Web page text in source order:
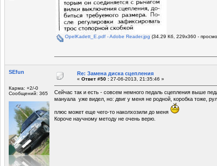
OpelKadett_E.pdf - Adobe Reader.jpg (34.29 Кб, 229x360 -
SEfun
Карма: +2/-0
Сообщений: 365
Re: Замена диска сцепления
« Ответ #50 : 27-06-2013, 21:35:46 »
Сейчас так и есть - совсем немного педаль сцепления выше
мануала уже видел, но: двиг у меня не родной, коробка тоже,
плюс может еще чего-то наколхозили до меня
Короче научному методу не очень верю.